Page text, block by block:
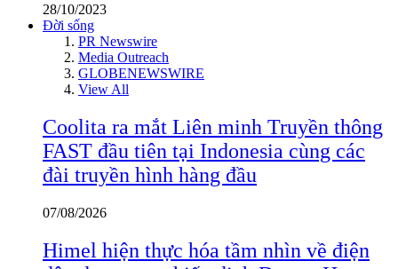
28/10/2023
Đời sống
PR Newswire
Media Outreach
GLOBENEWSWIRE
View All
Coolita ra mắt Liên minh Truyền thông
FAST đầu tiên tại Indonesia cùng các
đài truyền hình hàng đầu
07/08/2026
Himel hiện thực hóa tầm nhìn về điện